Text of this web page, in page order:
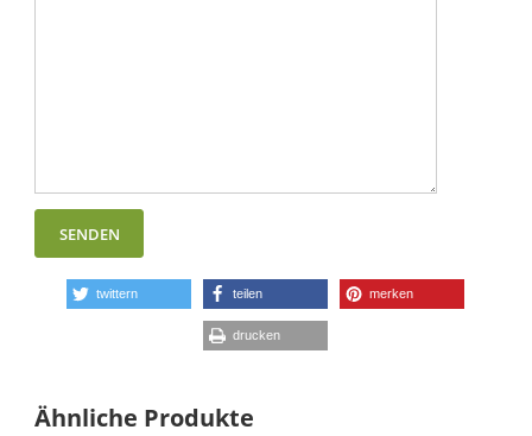
twittern teilen merken
drucken
Ähnliche Produkte